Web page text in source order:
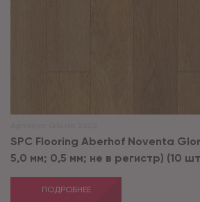
SPC Flooring Aberhof Noventa
5,0 мм; 0,5 мм; не в регистр) (10
ПОДРОБНЕЕ